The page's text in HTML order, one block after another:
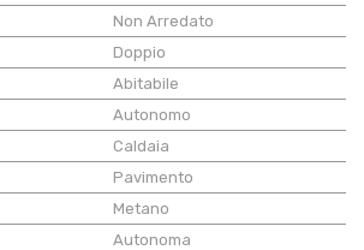
Non Arredato
Doppio
Abitabile
Autonomo
Caldaia
Pavimento
Metano
Autonoma